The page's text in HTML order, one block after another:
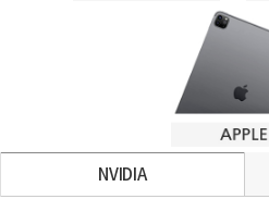
NVIDIA